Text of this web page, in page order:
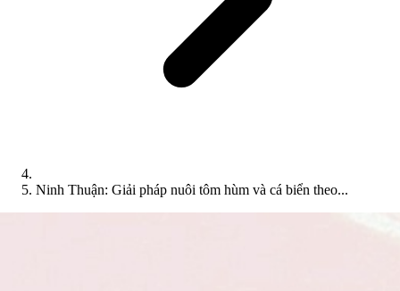
Ninh Thuận: Giải pháp nuôi tôm hùm và cá biển theo...